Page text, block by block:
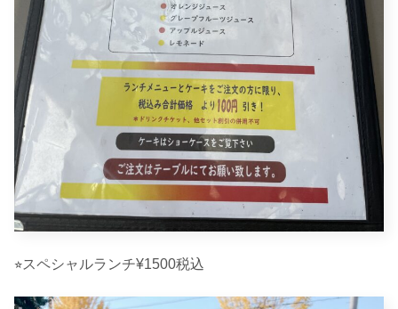
⭐︎スペシャルランチ¥1500税込